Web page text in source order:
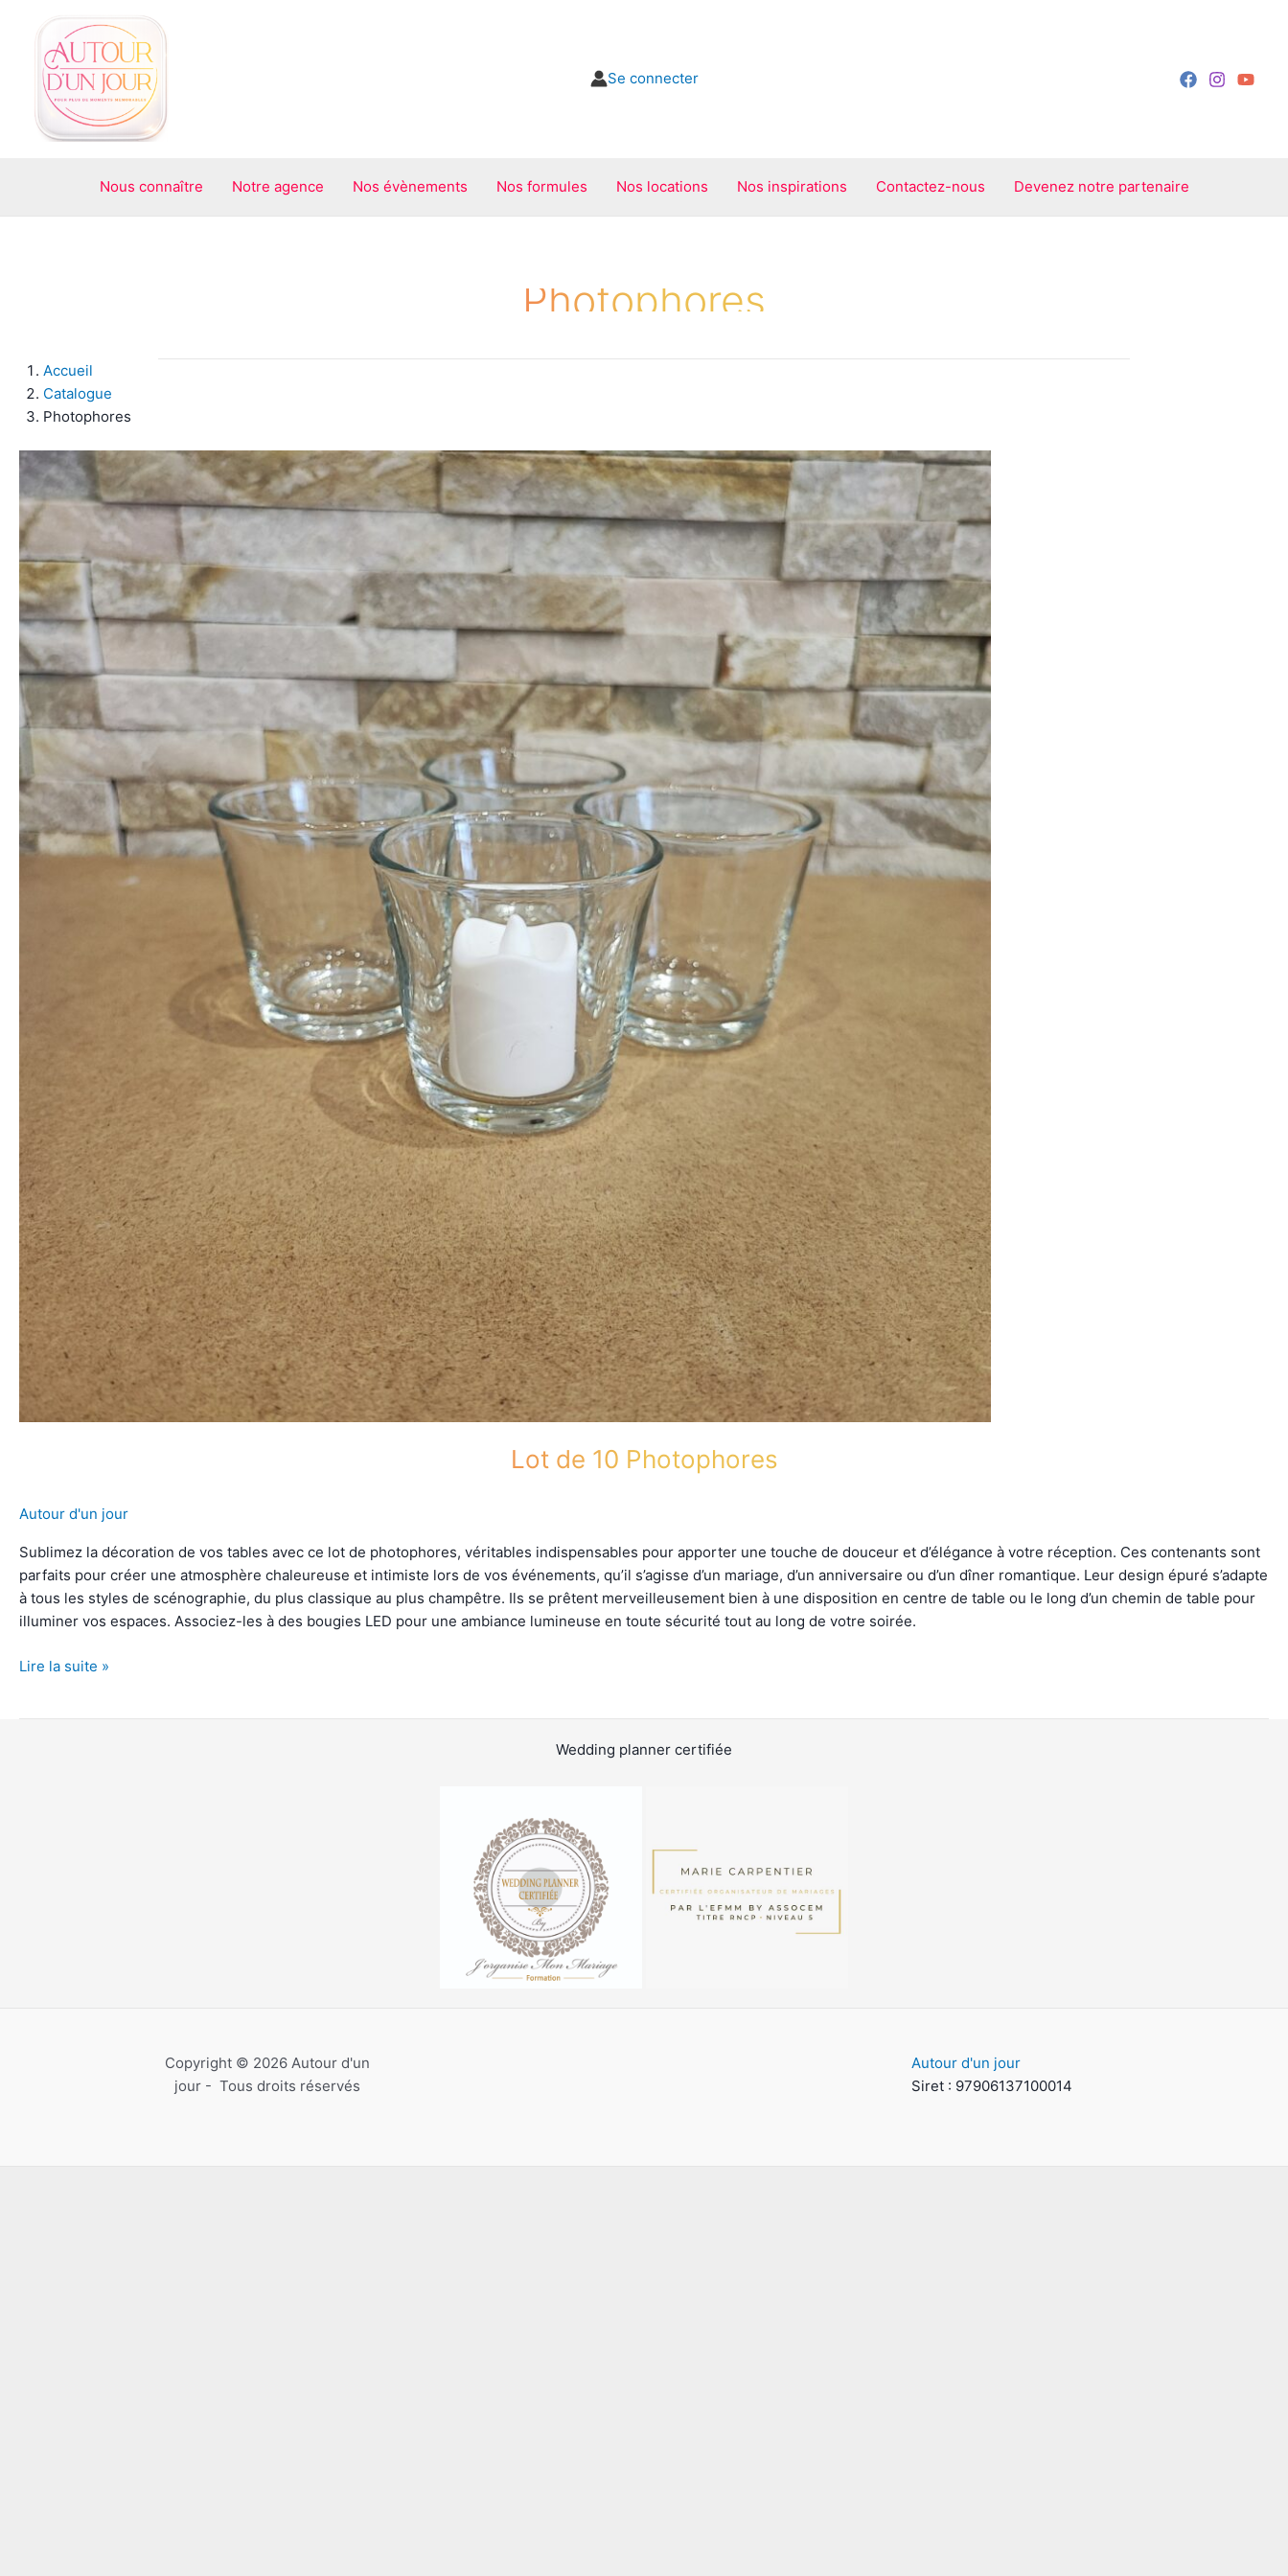
contenu
Se connecter
Nous connaître Notre agence Nos évènements Nos formules Nos locations Nos inspirations Contactez-nous Devenez notre partenaire
Photophores
Accueil
Catalogue
Photophores
Lot de 10 Photophores
Autour d'un jour
Sublimez la décoration de vos tables avec ce lot de photophores, véritables indispensables pour apporter une touche de douceur et d’élégance à votre réception. Ces contenants sont
parfaits pour créer une atmosphère chaleureuse et intimiste lors de vos événements, qu’il s’agisse d’un mariage, d’un anniversaire ou d’un dîner romantique. Leur design épuré s’adapte
à tous les styles de scénographie, du plus classique au plus champêtre. Ils se prêtent merveilleusement bien à une disposition en centre de table ou le long d’un chemin de table pour
illuminer vos espaces. Associez-les à des bougies LED pour une ambiance lumineuse en toute sécurité tout au long de votre soirée.
Lot
Lire la suite »
Wedding planner certifiée
Copyright © 2026 Autour d'un
jour - Tous droits réservés
Autour d'un jour
Siret : 97906137100014